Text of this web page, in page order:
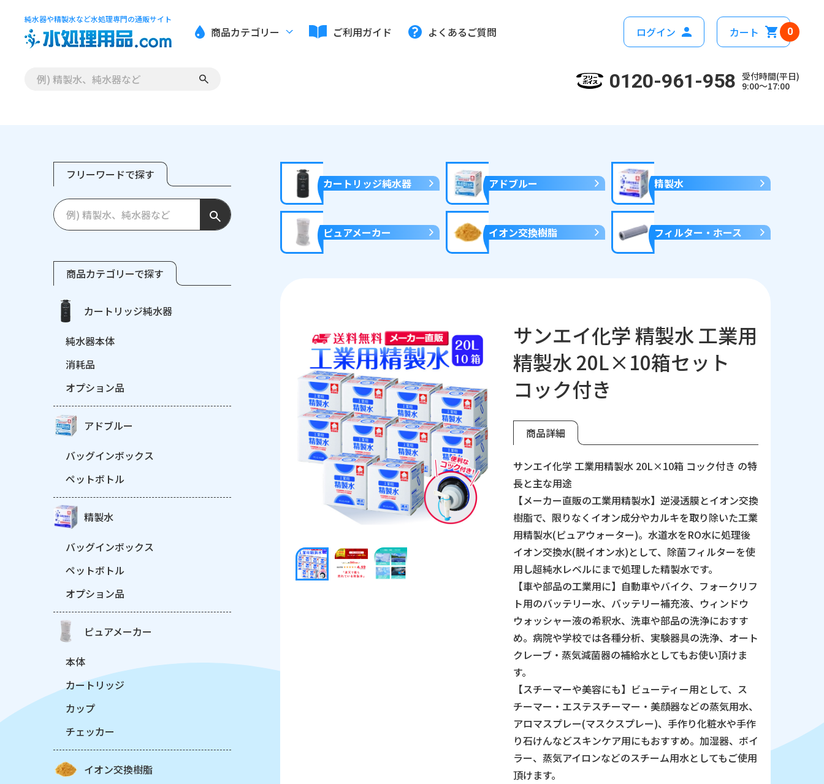
純水器や精製水など水処理専門の通販サイト
商品カテゴリー ご利用ガイド よくあるご質問 ログイン カート 0
0120-961-958 受付時間(平日)
9:00～17:00
カートリッジ純水器 アドブルー 精製水
ピュアメーカー イオン交換樹脂 フィルター・ホース
サンエイ化学 精製水 工業用
精製水 20L×10箱セット
コック付き
商品詳細
サンエイ化学 工業用精製水 20L×10箱 コック付き の特
長と主な用途
【メーカー直販の工業用精製水】逆浸透膜とイオン交換
樹脂で、限りなくイオン成分やカルキを取り除いた工業
用精製水(ピュアウォーター)。水道水をRO水に処理後
イオン交換水(脱イオン水)として、除菌フィルターを使
用し超純水レベルにまで処理した精製水です。
【車や部品の工業用に】自動車やバイク、フォークリフ
ト用のバッテリー水、バッテリー補充液、ウィンドウ
ウォッシャー液の希釈水、洗車や部品の洗浄におすす
め。病院や学校では各種分析、実験器具の洗浄、オート
クレーブ・蒸気減菌器の補給水としてもお使い頂けま
す。
【スチーマーや美容にも】ビューティー用として、ス
チーマー・エステスチーマー・美顔器などの蒸気用水、
アロマスプレー(マスクスプレー)、手作り化粧水や手作
り石けんなどスキンケア用にもおすすめ。加湿器、ボイ
ラー、蒸気アイロンなどのスチーム用水としてもご使用
頂けます。
フリーワードで探す
商品カテゴリーで探す
カートリッジ純水器
純水器本体
消耗品
オプション品
アドブルー
バッグインボックス
ペットボトル
精製水
バッグインボックス
ペットボトル
オプション品
ピュアメーカー
本体
カートリッジ
カップ
チェッカー
イオン交換樹脂